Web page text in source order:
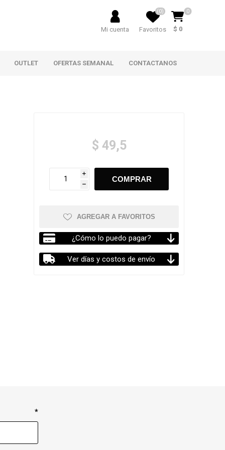
Mi cuenta Favoritos
(0) 0
$ 0
OUTLET OFERTAS SEMANAL CONTACTANOS
$ 49,5
i
h
AGREGAR A FAVORITOS
¿Cómo lo puedo pagar?
Ver días y costos de envío
*